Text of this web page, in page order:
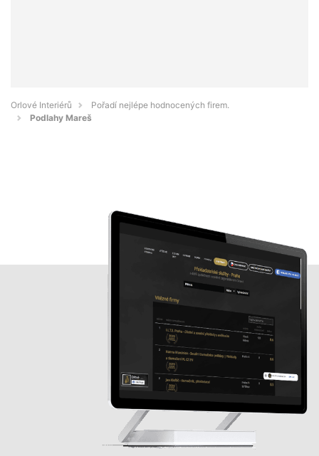
Orlové Interiérů
Pořadí nejlépe hodnocených firem.
Podlahy Mareš